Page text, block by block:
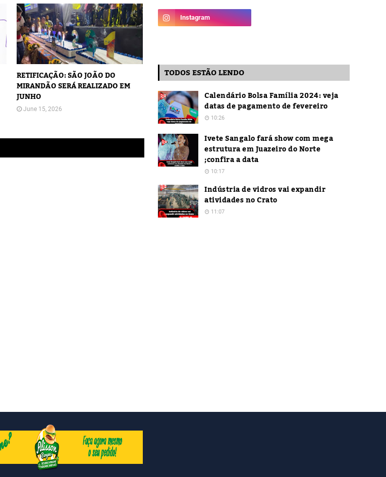
RETIFICAÇÃO: SÃO JOÃO DO
MIRANDÃO SERÁ REALIZADO EM
JUNHO
June 15, 2026
TODOS ESTÃO LENDO
Calendário Bolsa Família 2024: veja
datas de pagamento de fevereiro
10:26
Ivete Sangalo fará show com mega
estrutura em Juazeiro do Norte
;confira a data
10:17
Indústria de vidros vai expandir
atividades no Crato
11:07